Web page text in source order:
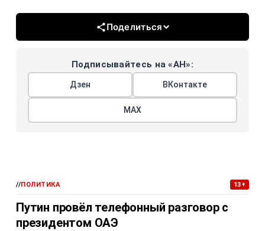
Поделиться
Подписывайтесь на «АН»:
Дзен ВКонтакте
МАХ
//ПОЛИТИКА 13+
Путин провёл телефонный разговор с
президентом ОАЭ